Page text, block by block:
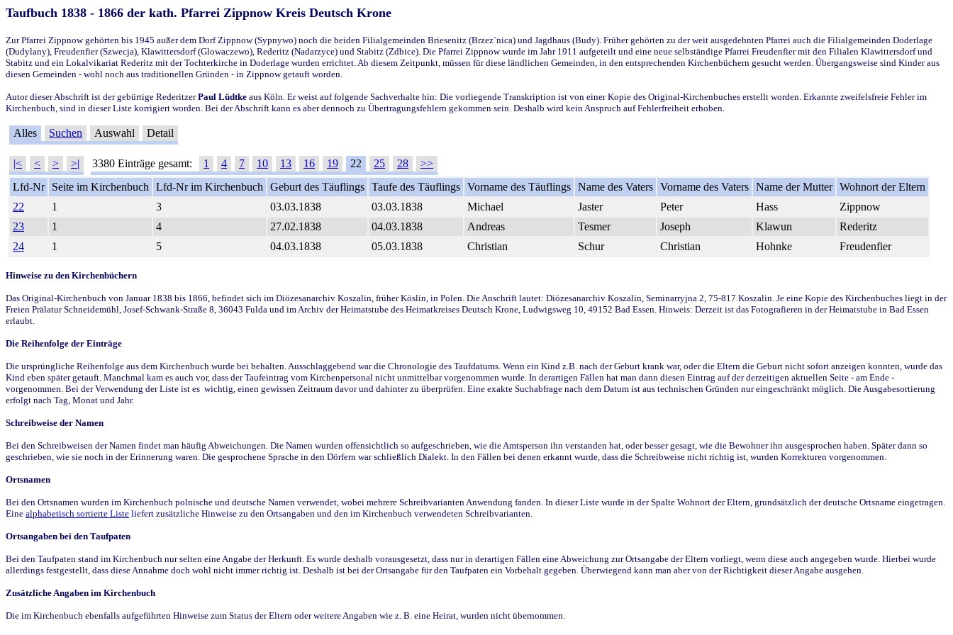
Taufbuch 1838 - 1866 der kath. Pfarrei Zippnow Kreis Deutsch Krone
Zur Pfarrei Zippnow gehörten bis 1945 außer dem Dorf Zippnow (Sypnywo) noch die beiden Filialgemeinden Briesenitz (Brzez`nica) und Jagdhaus (Budy). Früher gehörten zu der weit ausgedehnten Pfarrei auch die Filialgemeinden Doderlage
(Dudylany), Freudenfier (Szwecja), Klawittersdorf (Glowaczewo), Rederitz (Nadarzyce) und Stabitz (Zdbice). Die Pfarrei Zippnow wurde im Jahr 1911 aufgeteilt und eine neue selbständige Pfarrei Freudenfier mit den Filialen Klawittersdorf und
Stabitz und ein Lokalvikariat Rederitz mit der Tochterkirche in Doderlage wurden errichtet. Ab diesem Zeitpunkt, müssen für diese ländlichen Gemeinden, in den entsprechenden Kirchenbüchern gesucht werden. Übergangsweise sind Kinder aus
diesen Gemeinden - wohl noch aus traditionellen Gründen - in Zippnow getauft worden.
Autor dieser Abschrift ist der gebürtige RederitzerPaul Lüdtke aus Köln. Er weist auf folgende Sachverhalte hin: Die vorliegende Transkription ist von einer Kopie des Original-Kirchenbuches erstellt worden. Erkannte zweifelsfreie Fehler im
Kirchenbuch, sind in dieser Liste korrigiert worden. Bei der Abschrift kann es aber dennoch zu Übertragungsfehlern gekommen sein. Deshalb wird kein Anspruch auf Fehlerfreiheit erhoben.
Alles Suchen Auswahl Detail
|< < > >| 3380 Einträge gesamt: 1 4 7 10 13 16 19 22 25 28
>>
Lfd-Nr
Seite im Kirchenbuch Lfd-Nr im Kirchenbuch Geburt des Täuflings Taufe des Täuflings Vorname des Täuflings Name des Vaters Vorname des Vaters Name der Mutter Wohnort der Eltern
22
1 3 03.03.1838 03.03.1838 Michael Jaster Peter Hass
Zippnow
23
1 4 27.02.1838 04.03.1838 Andreas Tesmer Joseph Klawun
Rederitz
24
1 5 04.03.1838 05.03.1838 Christian Schur Christian Hohnke Freudenfier
Hinweise zu den Kirchenbüchern
Das Original-Kirchenbuch von Januar 1838 bis 1866, befindet sich im Diözesanarchiv Koszalin, früher Köslin, in Polen. Die Anschrift lautet: Diözesanarchiv Koszalin, Seminarryjna 2, 75-817 Koszalin. Je eine Kopie des Kirchenbuches liegt in der
Freien Prälatur Schneidemühl, Josef-Schwank-Straße 8, 36043 Fulda und im Archiv der Heimatstube des Heimatkreises Deutsch Krone, Ludwigsweg 10, 49152 Bad Essen. Hinweis: Derzeit ist das Fotografieren in der Heimatstube in Bad Essen
erlaubt.
Die Reihenfolge der Einträge
Die ursprüngliche Reihenfolge aus dem Kirchenbuch wurde bei behalten. Ausschlaggebend war die Chronologie des Taufdatums. Wenn ein Kind z.B. nach der Geburt krank war, oder die Eltern die Geburt nicht sofort anzeigen konnten, wurde das
Kind eben später getauft. Manchmal kam es auch vor, dass der Taufeintrag vom Kirchenpersonal nicht unmittelbar vorgenommen wurde. In derartigen Fällen hat man dann diesen Eintrag auf der derzeitigen aktuellen Seite - am Ende -
vorgenommen. Bei der Verwendung der Liste ist es wichtig, einen gewissen Zeitraum davor und dahinter zu überprüfen. Eine exakte Suchabfrage nach dem Datum ist aus technischen Gründen nur eingeschränkt möglich. Die Ausgabesortierung
erfolgt nach Tag, Monat und Jahr.
Schreibweise der Namen
Bei den Schreibweisen der Namen findet man häufig Abweichungen. Die Namen wurden offensichtlich so aufgeschrieben, wie die Amtsperson ihn verstanden hat, oder besser gesagt, wie die Bewohner ihn ausgesprochen haben. Später dann so
geschrieben, wie sie noch in der Erinnerung waren. Die gesprochene Sprache in den Dörfern war schließlich Dialekt. In den Fällen bei denen erkannt wurde, dass die Schreibweise nicht richtig ist, wurden Korrekturen vorgenommen.
Ortsnamen
Bei den Ortsnamen wurden im Kirchenbuch polnische und deutsche Namen verwendet, wobei mehrere Schreibvarianten Anwendung fanden. In dieser Liste wurde in der Spalte Wohnort der Eltern, grundsätzlich der deutsche Ortsname eingetragen.
Eine alphabetisch sortierte Liste liefert zusätzliche Hinweise zu den Ortsangaben und den im Kirchenbuch verwendeten Schreibvarianten.
Ortsangaben bei den Taufpaten
Bei den Taufpaten stand im Kirchenbuch nur selten eine Angabe der Herkunft. Es wurde deshalb vorausgesetzt, dass nur in derartigen Fällen eine Abweichung zur Ortsangabe der Eltern vorliegt, wenn diese auch angegeben wurde. Hierbei wurde
allerdings festgestellt, dass diese Annahme doch wohl nicht immer richtig ist. Deshalb ist bei der Ortsangabe für den Taufpaten ein Vorbehalt gegeben. Überwiegend kann man aber von der Richtigkeit dieser Angabe ausgehen.
Zusätzliche Angaben im Kirchenbuch
Die im Kirchenbuch ebenfalls aufgeführten Hinweise zum Status der Eltern oder weitere Angaben wie z. B. eine Heirat, wurden nicht übernommen.